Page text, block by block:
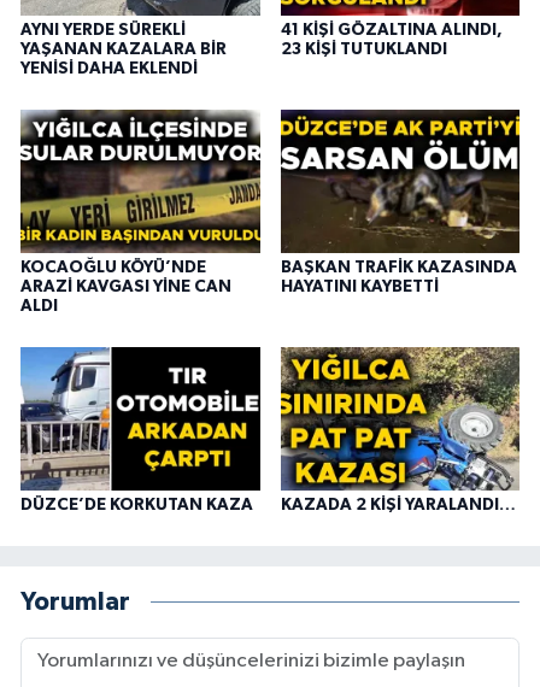
AYNI YERDE SÜREKLİ
YAŞANAN KAZALARA BİR
YENİSİ DAHA EKLENDİ
41 KİŞİ GÖZALTINA ALINDI,
23 KİŞİ TUTUKLANDI
KOCAOĞLU KÖYÜ’NDE
ARAZİ KAVGASI YİNE CAN
ALDI
BAŞKAN TRAFİK KAZASINDA
HAYATINI KAYBETTİ
DÜZCE’DE KORKUTAN KAZA KAZADA 2 KİŞİ YARALANDI…
Yorumlar